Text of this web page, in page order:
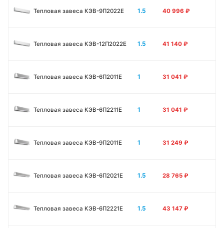
Тепловая завеса КЭВ-9П2022Е 1.5 40 996 ₽
Тепловая завеса КЭВ-12П2022Е 1.5 41 140 ₽
Тепловая завеса КЭВ-6П2011E 1 31 041 ₽
Тепловая завеса КЭВ-6П2211E 1 31 041 ₽
Тепловая завеса КЭВ-9П2011E 1 31 249 ₽
Тепловая завеса КЭВ-6П2021E 1.5 28 765 ₽
Тепловая завеса КЭВ-6П2221E 1.5 43 147 ₽